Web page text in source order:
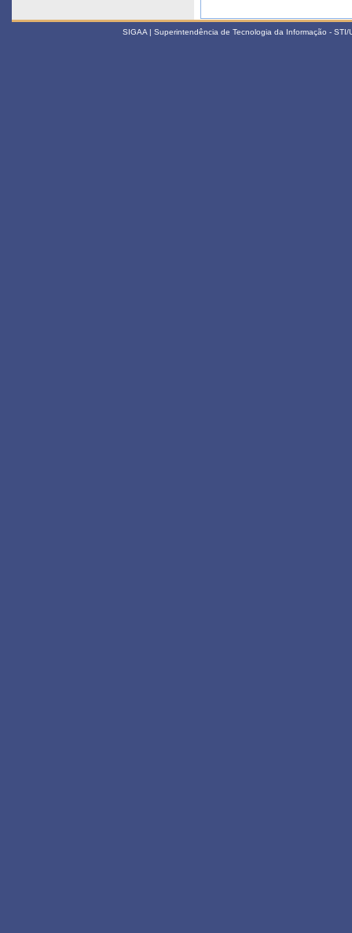
SIGAA | Superintendência de Tecnologia da Informação -